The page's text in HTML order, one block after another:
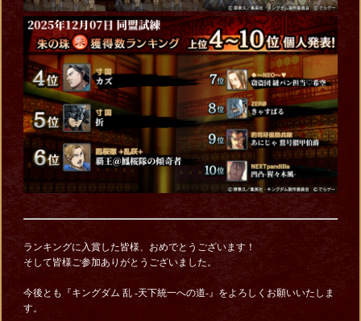
ランキングに入賞した皆様、おめでとうございます！
そして皆様ご参加ありがとうございました。
今後とも『キングダム 乱 -天下統一への道-』をよろしくお願いいたしま
す。